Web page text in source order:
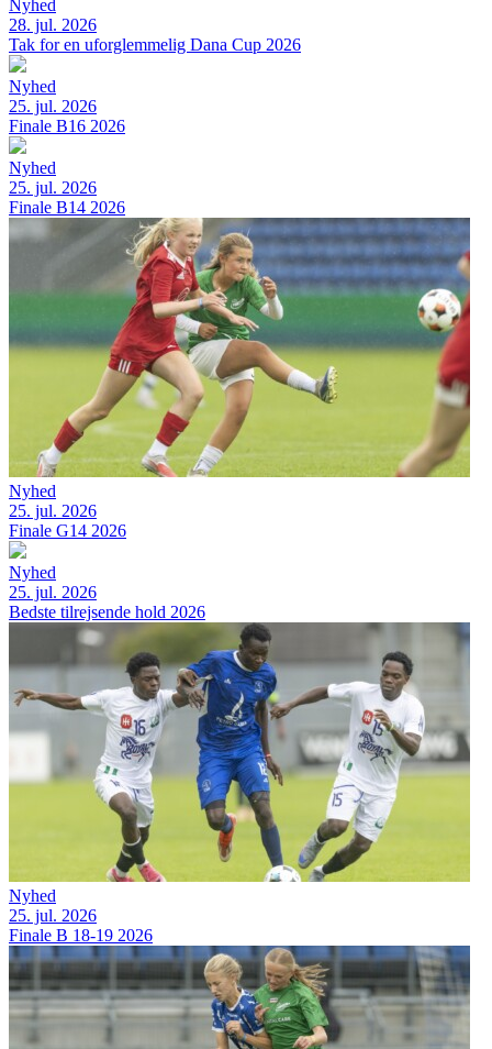
Nyhed
28. jul. 2026
Tak for en uforglemmelig Dana Cup 2026
Nyhed
25. jul. 2026
Finale B16 2026
Nyhed
25. jul. 2026
Finale B14 2026
Nyhed
25. jul. 2026
Finale G14 2026
Nyhed
25. jul. 2026
Bedste tilrejsende hold 2026
Nyhed
25. jul. 2026
Finale B 18-19 2026